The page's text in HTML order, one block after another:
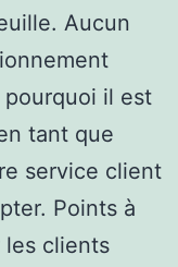
Aucun
pourquoi il est
tant que
service client
Points à
les clients